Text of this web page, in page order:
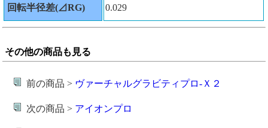
回転半径差(⊿RG) 0.029
その他の商品も見る
前の商品 > ヴァーチャルグラビティプロ-Ｘ２
次の商品 > アイオンプロ